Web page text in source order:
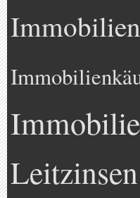
Leitzinsen